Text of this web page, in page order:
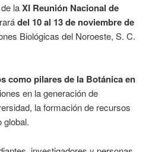
laXI Reunión Nacional de
del 10 al 13 de noviembre de
Biológicas del Noroeste, S. C.
como pilares de la Botánica en
en la generación de
la formación de recursos
global.